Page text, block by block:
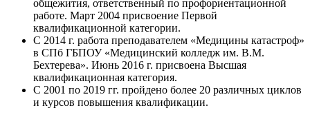
общежития, ответственный по профориентационной
работе. Март 2004 присвоение Первой
квалификационной категории.
С 2014 г. работа преподавателем «Медицины катастроф»
в СПб ГБПОУ «Медицинский колледж им. В.М.
Бехтерева». Июнь 2016 г. присвоена Высшая
квалификационная категория.
С 2001 по 2019 гг. пройдено более 20 различных циклов
и курсов повышения квалификации.